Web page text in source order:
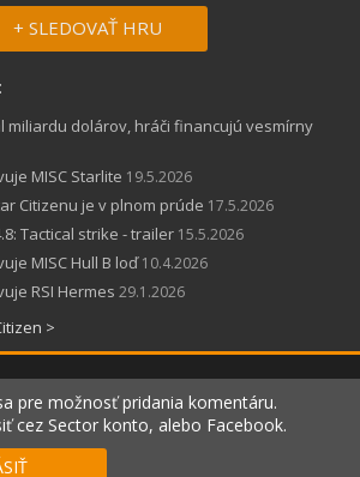
+ SLEDOVAŤ HRU
miliardu dolárov, hráči financujú vesmírny
MISC Starlite 19.5.2026
Citizenu je v plnom prúde 17.5.2026
Tactical strike - trailer 15.5.2026
MISC Hull B loď 10.4.2026
RSI Hermes 29.1.2026
>
pre možnosť pridania komentáru.
cez Sector konto, alebo Facebook.